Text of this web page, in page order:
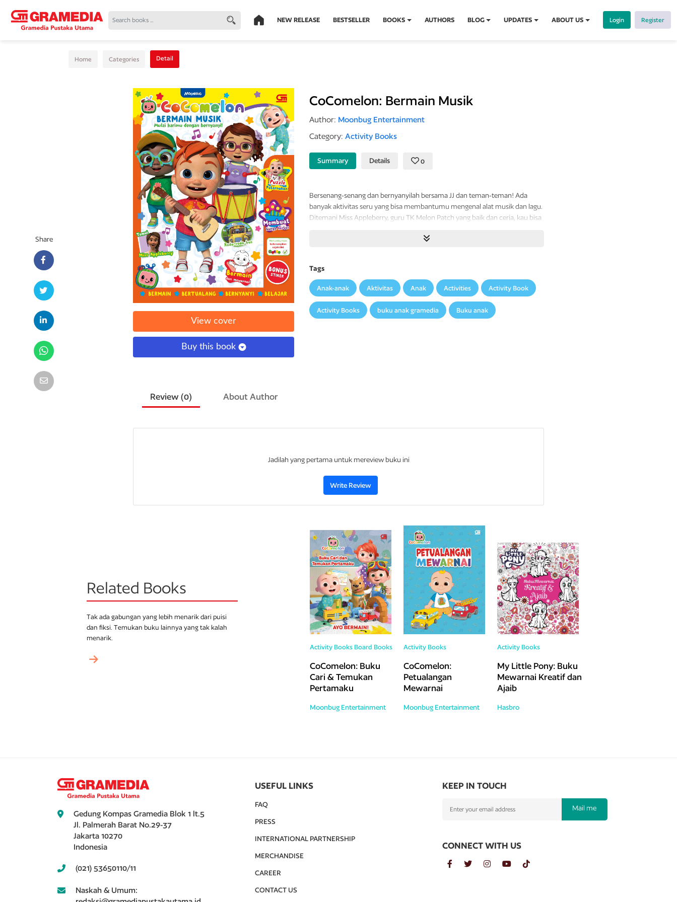
NEW RELEASE BESTSELLER BOOKS AUTHORS BLOG UPDATES ABOUT US Login Register
Share
Home Categories Detail
View cover
Buy this book
CoComelon: Bermain Musik
Author: Moonbug Entertainment
Category: Activity Books
Summary Details 0
Bersenang-senang dan bernyanyilah bersama JJ dan teman-teman! Ada
banyak aktivitas seru yang bisa membantumu mengenal alat musik dan lagu.
Ditemani Miss Appleberry, guru TK Melon Patch yang baik dan ceria, kau bisa
Tags
Anak-anak Aktivitas Anak Activities Activity Book
Activity Books buku anak gramedia Buku anak
Review (0) About Author
Jadilah yang pertama untuk mereview buku ini
Write Review
Related Books
Tak ada gabungan yang lebih menarik dari puisi
dan fiksi. Temukan buku lainnya yang tak kalah
menarik.
Activity Books Board Books
CoComelon: Buku
Cari & Temukan
Pertamaku
Moonbug Entertainment
Activity Books
CoComelon:
Petualangan
Mewarnai
Moonbug Entertainment
Activity Books
My Little Pony: Buku
Mewarnai Kreatif dan
Ajaib
Hasbro
Gedung Kompas Gramedia Blok 1 lt.5
Jl. Palmerah Barat No.29-37
Jakarta 10270
Indonesia
(021) 53650110/11
Naskah & Umum:
USEFUL LINKS
FAQ
PRESS
INTERNATIONAL PARTNERSHIP
MERCHANDISE
CAREER
CONTACT US
KEEP IN TOUCH
Mail me
CONNECT WITH US